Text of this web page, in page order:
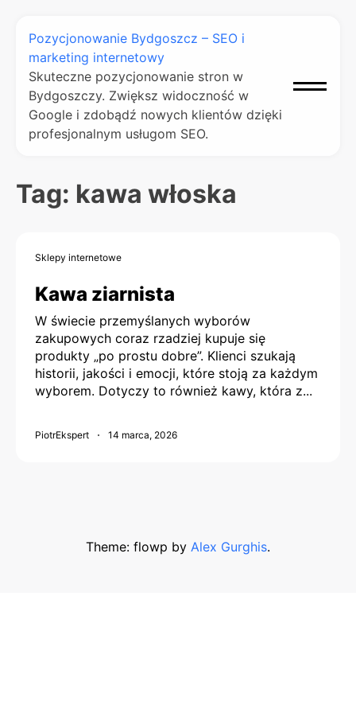
Pozycjonowanie Bydgoszcz – SEO i
marketing internetowy
Skuteczne pozycjonowanie stron w
Bydgoszczy. Zwiększ widoczność w
Google i zdobądź nowych klientów dzięki
profesjonalnym usługom SEO.
Tag: kawa włoska
Sklepy internetowe
Kawa ziarnista
W świecie przemyślanych wyborów
zakupowych coraz rzadziej kupuje się
produkty „po prostu dobre”. Klienci szukają
historii, jakości i emocji, które stoją za każdym
wyborem. Dotyczy to również kawy, która z...
PiotrEkspert 14 marca, 2026
Theme: flowp by Alex Gurghis.